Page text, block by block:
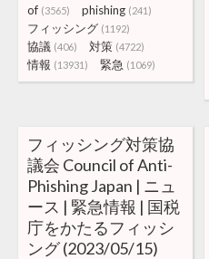
of (3565) phishing (241)
フィッシング (1192)
協議 (406) 対策 (4722)
情報 (13931) 緊急 (1069)
フィッシング対策協
議会 Council of Anti-
Phishing Japan | ニュ
ース | 緊急情報 | 国税
庁をかたるフィッシ
ング (2023/05/15)